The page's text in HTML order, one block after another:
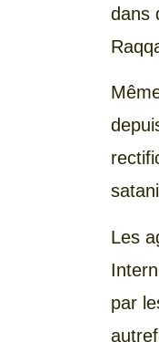
dans
Les
par